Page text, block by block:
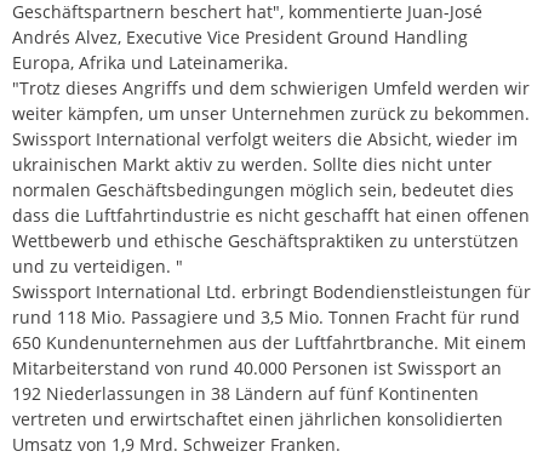
Geschäftspartnern beschert hat", kommentierte Juan-José
Andrés Alvez, Executive Vice President Ground Handling
Europa, Afrika und Lateinamerika.
"Trotz dieses Angriffs und dem schwierigen Umfeld werden wir
weiter kämpfen, um unser Unternehmen zurück zu bekommen.
Swissport International verfolgt weiters die Absicht, wieder im
ukrainischen Markt aktiv zu werden. Sollte dies nicht unter
normalen Geschäftsbedingungen möglich sein, bedeutet dies
dass die Luftfahrtindustrie es nicht geschafft hat einen offenen
Wettbewerb und ethische Geschäftspraktiken zu unterstützen
und zu verteidigen. "
Swissport International Ltd. erbringt Bodendienstleistungen für
rund 118 Mio. Passagiere und 3,5 Mio. Tonnen Fracht für rund
650 Kundenunternehmen aus der Luftfahrtbranche. Mit einem
Mitarbeiterstand von rund 40.000 Personen ist Swissport an
192 Niederlassungen in 38 Ländern auf fünf Kontinenten
vertreten und erwirtschaftet einen jährlichen konsolidierten
Umsatz von 1,9 Mrd. Schweizer Franken.